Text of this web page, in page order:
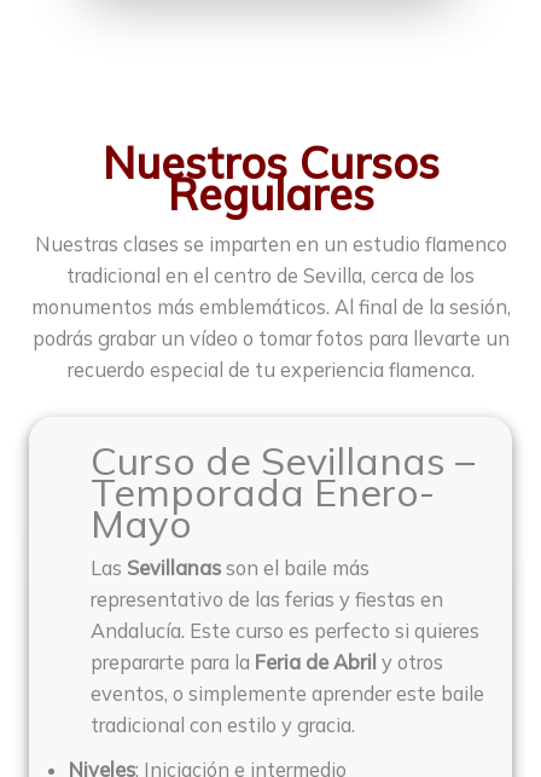
Nuestros Cursos
Regulares
Nuestras clases se imparten en un estudio flamenco
tradicional en el centro de Sevilla, cerca de los
monumentos más emblemáticos. Al final de la sesión,
podrás grabar un vídeo o tomar fotos para llevarte un
recuerdo especial de tu experiencia flamenca.
Curso de Sevillanas –
Temporada Enero-
Mayo
Las Sevillanas son el baile más
representativo de las ferias y fiestas en
Andalucía. Este curso es perfecto si quieres
prepararte para la Feria de Abril y otros
eventos, o simplemente aprender este baile
tradicional con estilo y gracia.
Niveles: Iniciación e intermedio